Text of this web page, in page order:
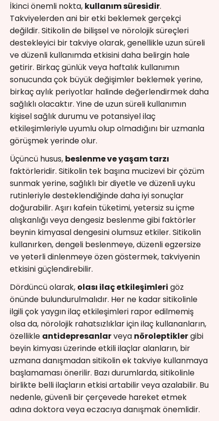
İkinci önemli nokta, kullanım süresidir.
Takviyelerden ani bir etki beklemek gerçekçi
değildir. Sitikolin de bilişsel ve nörolojik süreçleri
destekleyici bir takviye olarak, genellikle uzun süreli
ve düzenli kullanımda etkisini daha belirgin hale
getirir. Birkaç günlük veya haftalık kullanımın
sonucunda çok büyük değişimler beklemek yerine,
birkaç aylık periyotlar halinde değerlendirmek daha
sağlıklı olacaktır. Yine de uzun süreli kullanımın
kişisel sağlık durumu ve potansiyel ilaç
etkileşimleriyle uyumlu olup olmadığını bir uzmanla
görüşmek yerinde olur.
Üçüncü husus, beslenme ve yaşam tarzı
faktörleridir. Sitikolin tek başına mucizevi bir çözüm
sunmak yerine, sağlıklı bir diyetle ve düzenli uyku
rutinleriyle desteklendiğinde daha iyi sonuçlar
doğurabilir. Aşırı kafein tüketimi, yetersiz su içme
alışkanlığı veya dengesiz beslenme gibi faktörler
beynin kimyasal dengesini olumsuz etkiler. Sitikolin
kullanırken, dengeli beslenmeye, düzenli egzersize
ve yeterli dinlenmeye özen göstermek, takviyenin
etkisini güçlendirebilir.
Dördüncü olarak, olası ilaç etkileşimleri göz
önünde bulundurulmalıdır. Her ne kadar sitikolinle
ilgili çok yaygın ilaç etkileşimleri rapor edilmemiş
olsa da, nörolojik rahatsızlıklar için ilaç kullananların,
özellikle antidepresanlarveya nöroleptiklergibi
beyin kimyası üzerinde etkili ilaçlar alanların, bir
uzmana danışmadan sitikolin ek takviye kullanmaya
başlamaması önerilir. Bazı durumlarda, sitikolinle
birlikte belli ilaçların etkisi artabilir veya azalabilir. Bu
nedenle, güvenli bir çerçevede hareket etmek
adına doktora veya eczacıya danışmak önemlidir.